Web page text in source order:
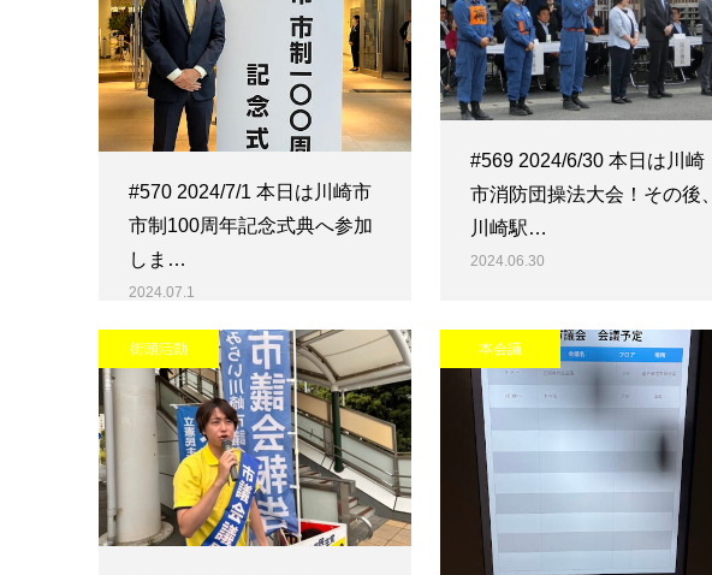
#570 2024/7/1 本日は川崎市
市制100周年記念式典へ参加
しま…
2024.07.1
#569 2024/6/30 本日は川崎
市消防団操法大会！その後、
川崎駅…
2024.06.30
街頭活動 本会議